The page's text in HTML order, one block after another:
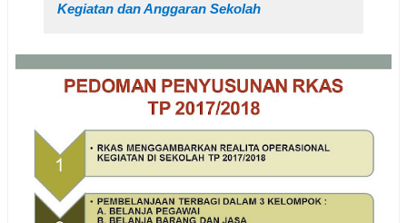
Kegiatan dan Anggaran Sekolah